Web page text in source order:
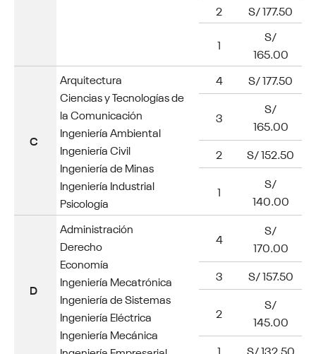
2
S/ 177.50
1
S/
165.00
C
Arquitectura
Ciencias y Tecnologías de
la Comunicación
Ingeniería Ambiental
Ingeniería Civil
Ingeniería de Minas
Ingeniería Industrial
Psicología
4 S/ 177.50
3
S/
165.00
2
S/ 152.50
1
S/
140.00
D
Administración
Derecho
Economía
Ingeniería Mecatrónica
Ingeniería de Sistemas
Ingeniería Eléctrica
Ingeniería Mecánica
4
S/
170.00
3
S/ 157.50
2
S/
145.00
1
S/ 132.50